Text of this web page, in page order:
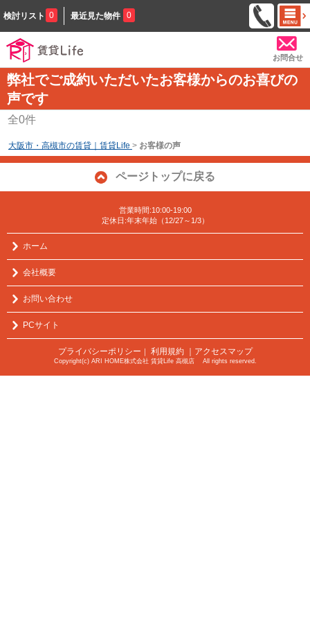
検討リスト 0 最近見た物件 0
お問合せ
弊社でご成約いただいたお客様からのお喜びの
声です
全0件
大阪市・高槻市の賃貸｜賃貸Life > お客様の声
ページトップに戻る
営業時間:10:00-19:00
定休日:年末年始（12/27～1/3）
ホーム
会社概要
お問い合わせ
PCサイト
プライバシーポリシー ｜ 利用規約 ｜アクセスマップ
Copyright(c) ARI HOME株式会社 賃貸Life 高槻店 All rights reserved.